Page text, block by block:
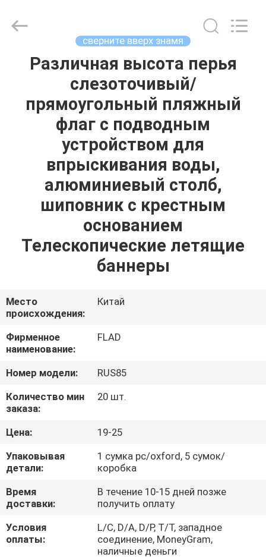
ДОМОЙ
ПРОДУКТЫ
ЭКСКУРСИЯ
ЗАВОДУ
КАЧЕСТВА
СВЯЖИТЕСЬ
С
НАМИ
ЗАПРОСИТЕ
ЦИТАТУ
КАРТА
САЙТА
PRIVACY
POLICY
Material
Co.,Ltd.
сверните вверх знамя
Различная высота перья
слезоточивый/
прямоугольный пляжный
флаг с подводным
устройством для
впрыскивания воды,
алюминиевый столб,
шиповник с крестным
основанием
Телескопические летящие
баннеры
Место
происхождения:
Китай
Фирменное
наименование:
FLAD
Номер модели:
RUS85
Количество мин
заказа:
20 шт.
Цена:
19-25
Упаковывая
детали:
1 сумка pc/oxford, 5 сумок/
коробка
Время
доставки:
В течение 10-15 дней позже
получить оплату
Условия
оплаты:
L/C, D/A, D/P, T/T, западное
соединение, MoneyGram,
наличные деньги